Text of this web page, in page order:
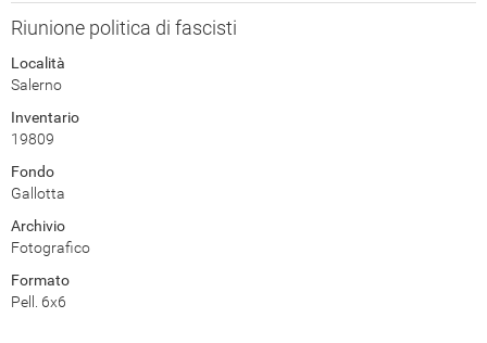
Riunione politica di fascisti
Località
Salerno
Inventario
19809
Fondo
Gallotta
Archivio
Fotografico
Formato
Pell. 6x6